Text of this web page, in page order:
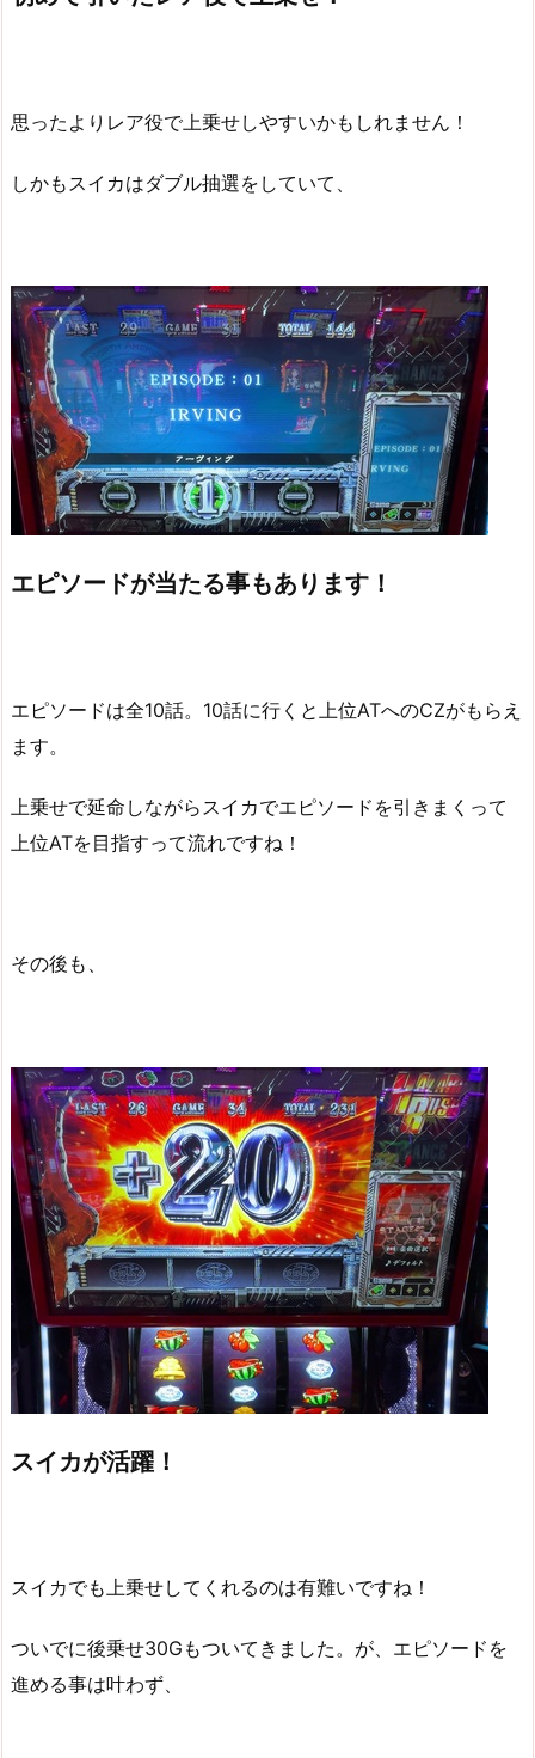
思ったよりレア役で上乗せしやすいかもしれません！
しかもスイカはダブル抽選をしていて、
エピソードが当たる事もあります！
エピソードは全10話。10話に行くと上位ATへのCZがもらえ
ます。
上乗せで延命しながらスイカでエピソードを引きまくって
上位ATを目指すって流れですね！
その後も、
スイカが活躍！
スイカでも上乗せしてくれるのは有難いですね！
ついでに後乗せ30Gもついてきました。が、エピソードを
進める事は叶わず、